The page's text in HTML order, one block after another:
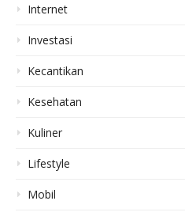
Internet
Investasi
Kecantikan
Kesehatan
Kuliner
Lifestyle
Mobil